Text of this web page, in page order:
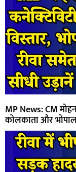
MP News: CM
कोलकाता और